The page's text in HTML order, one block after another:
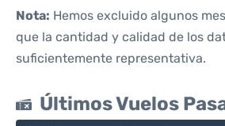
Nota: Hemos excluido algunos
que la cantidad y calidad de los
suficientemente representativa.
Últimos Vuelos